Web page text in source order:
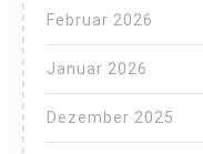
Februar 2026
Januar 2026
Dezember 2025